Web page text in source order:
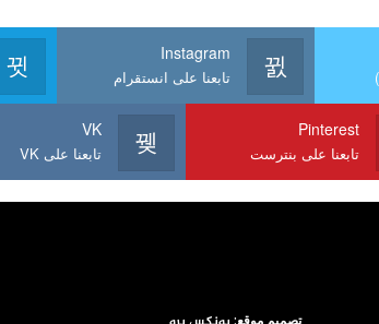
Instagram
تابعنا على انستقرام
Pinterest
تابعنا على بنترست
VK
تابعنا على VK
تصميم موقع: